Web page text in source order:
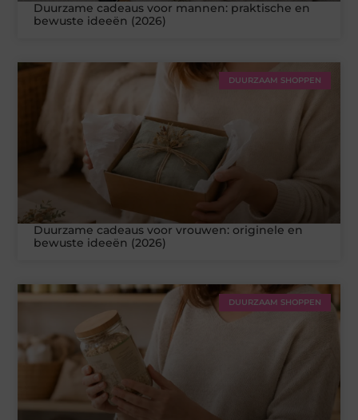
Duurzame cadeaus voor mannen: praktische en
bewuste ideeën (2026)
DUURZAAM SHOPPEN
Duurzame cadeaus voor vrouwen: originele en
bewuste ideeën (2026)
DUURZAAM SHOPPEN